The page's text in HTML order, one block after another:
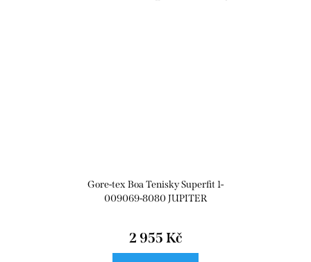
Gore-tex Boa Tenisky Superfit 1-
009069-8080 JUPITER
2 955 Kč